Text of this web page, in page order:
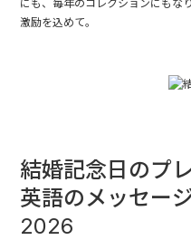
にも、毎年のコレクションにもな
激励を込めて。
結婚記念日のプ
英語のメッセー
2026